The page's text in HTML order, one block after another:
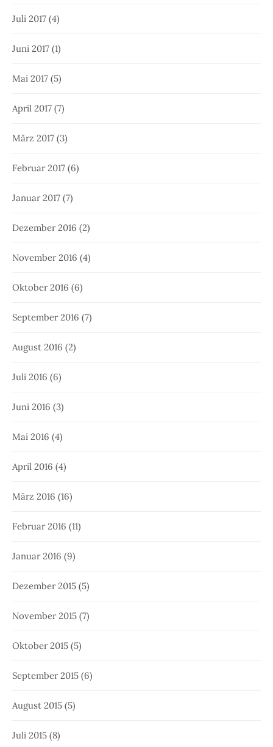
Juli 2017 (4)
Juni 2017 (1)
Mai 2017 (5)
April 2017 (7)
März 2017 (3)
Februar 2017 (6)
Januar 2017 (7)
Dezember 2016 (2)
November 2016 (4)
Oktober 2016 (6)
September 2016 (7)
August 2016 (2)
Juli 2016 (6)
Juni 2016 (3)
Mai 2016 (4)
April 2016 (4)
März 2016 (16)
Februar 2016 (11)
Januar 2016 (9)
Dezember 2015 (5)
November 2015 (7)
Oktober 2015 (5)
September 2015 (6)
August 2015 (5)
Juli 2015 (8)